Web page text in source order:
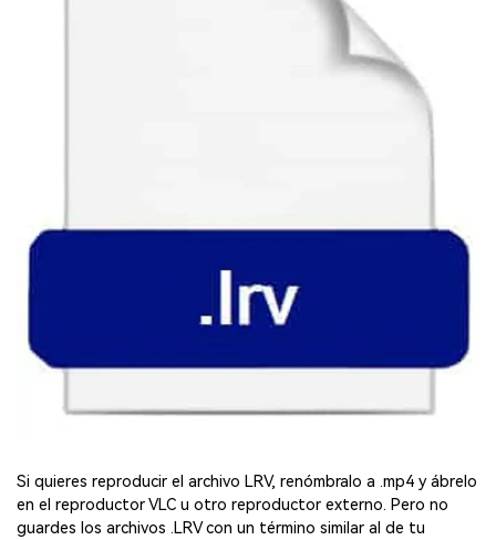
Si quieres reproducir el archivo LRV, renómbralo a .mp4 y ábrelo
en el reproductor VLC u otro reproductor externo. Pero no
guardes los archivos .LRV con un término similar al de tu